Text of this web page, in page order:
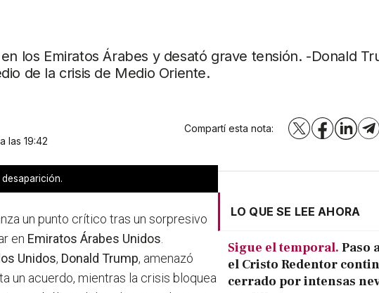
los Emiratos Árabes y desató grave tensión. -Donald
de la crisis de Medio Oriente.
las 19:42
Compartí esta nota: X Facebook
un punto crítico tras un sorpresivo
en Emiratos Árabes Unidos
Unidos, Donald Trump, amenazó
un acuerdo, mientras la crisis bloquea
LO QUE SE LEE AHORA
Sigue el temporal. Paso
el Cristo Redentor
cerrado por intensas